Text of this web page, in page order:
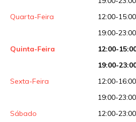
Quarta-Feira
12:00-15:00
19:00-23:00
Quinta-Feira
12:00-
19:00-
Sexta-Feira
12:00-16:00
19:00-23:00
Sábado
12:00-23:00